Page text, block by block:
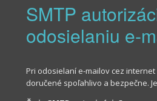
SMTP
odosielaniu e-
Pri odosielaní e-mailov cez
doručené spoľahlivo a bezpečne.